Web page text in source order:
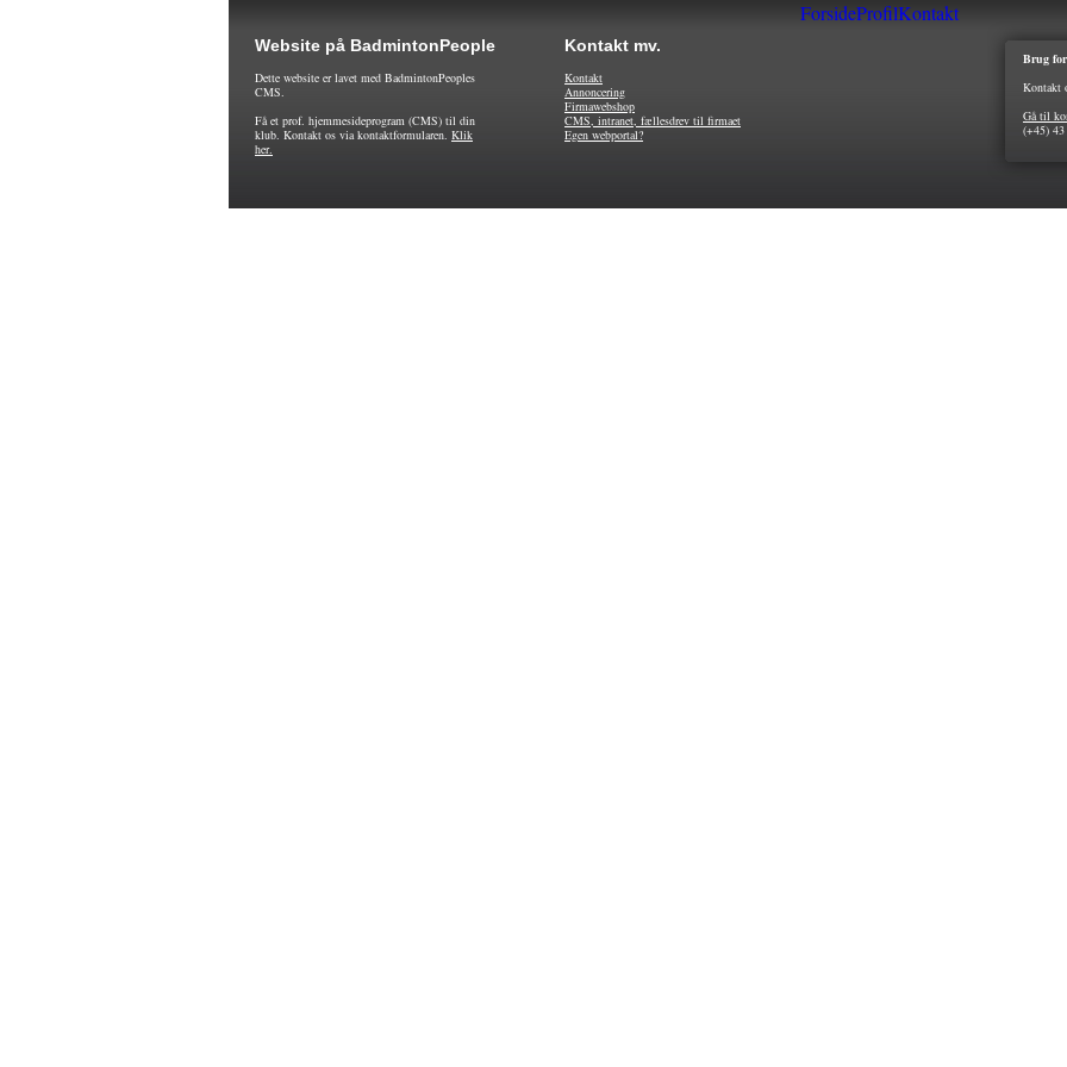
ForsideProfilKontakt
Brug
Kontakt
Gå til
(+45)
Website på BadmintonPeople Kontakt mv.
Dette website er lavet med BadmintonPeoples
CMS.
Få et prof. hjemmesideprogram (CMS) til din
klub. Kontakt os via kontaktformularen. Klik
her.
Kontakt
Annoncering
Firmawebshop
CMS, intranet, fællesdrev til firmaet
Egen webportal?